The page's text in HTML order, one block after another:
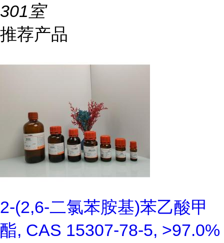
301室
推荐产品
2-(2,6-二氯苯胺基)苯乙酸甲
酯, CAS 15307-78-5, >97.0%